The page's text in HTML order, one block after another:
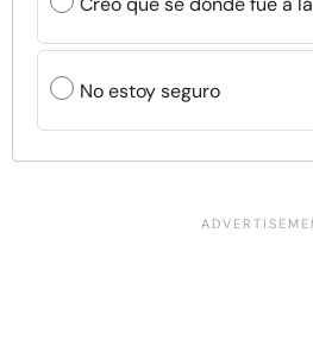
No estoy seguro